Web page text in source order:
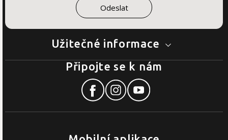
Užitečné informace
Připojte se k nám